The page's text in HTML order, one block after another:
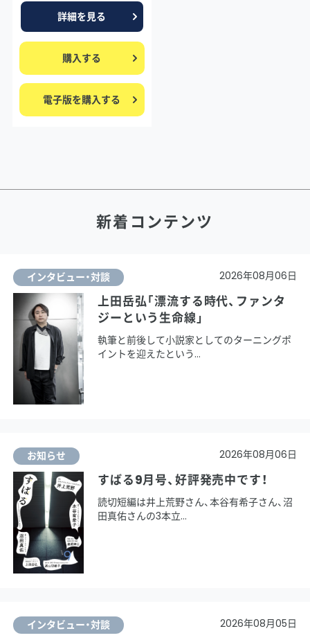
詳細を見る
購入する
電子版を購入する
新着コンテンツ
インタビュー・対談 2026年08月06日
上田岳弘「漂流する時代、ファンタ
ジーという生命線」
執筆と前後して小説家としてのターニングポ
イントを迎えたという
お知らせ 2026年08月06日
すばる9月号、好評発売中です！
読切短編は井上荒野さん、本谷有希子さん、沼
田真佑さんの3本立
インタビュー・対談 2026年08月05日